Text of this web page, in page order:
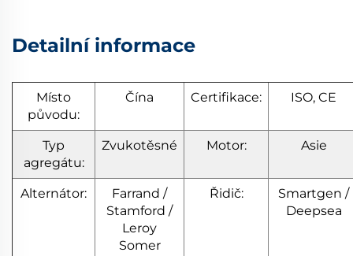
Detailní informace
Místo
původu:
Čína Certifikace: ISO, CE
Typ
agregátu:
Zvukotěsné Motor: Asie
Alternátor:
Farrand /
Stamford /
Leroy
Somer
Řidič:
Smartgen /
Deepsea